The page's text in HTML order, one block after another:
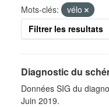
Mots-clés:
vélo
Filtrer les resultats
Diagnostic du
Données SIG du
Juin 2019.